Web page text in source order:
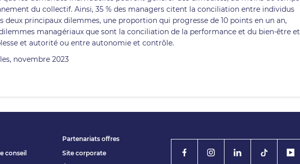
du collectif. Ainsi, 35 % des managers citent la conciliation entre individus
deux principaux dilemmes, une proportion qui progresse de 10 points en un an,
managériaux que sont la conciliation de la performance et du bien-être et
et autorité ou entre autonomie et contrôle.
novembre 2023
conseil
Partenariats offres
Site corporate